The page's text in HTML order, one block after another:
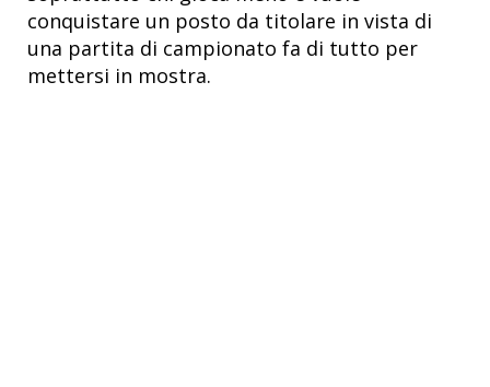
conquistare un posto da titolare in vista di
una partita di campionato fa di tutto per
mettersi in mostra.